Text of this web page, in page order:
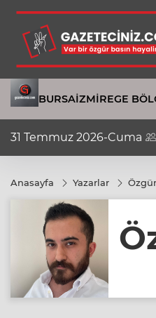
BURSAİZMIREGE
31 Temmuz 2026-Cuma
Anasayfa Yazarlar